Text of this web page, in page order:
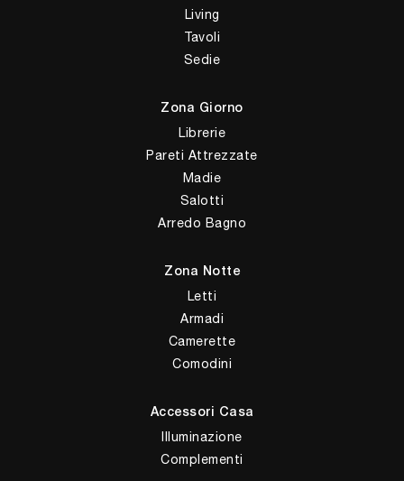
Living
Tavoli
Sedie
Zona Giorno
Librerie
Pareti Attrezzate
Madie
Salotti
Arredo Bagno
Zona Notte
Letti
Armadi
Camerette
Comodini
Accessori Casa
Illuminazione
Complementi